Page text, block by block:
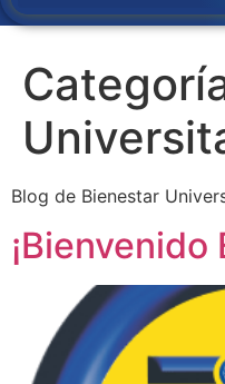
Blog de Bienestar